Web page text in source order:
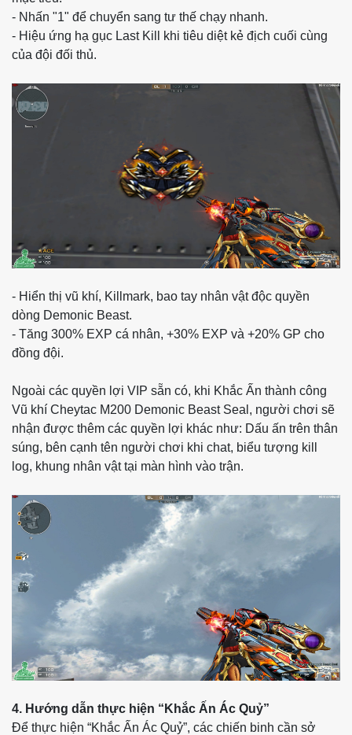
- Nhấn "1" để chuyển sang tư thế chạy nhanh.
- Hiệu ứng hạ gục Last Kill khi tiêu diệt kẻ địch cuối cùng
của đội đối thủ.
- Hiển thị vũ khí, Killmark, bao tay nhân vật độc quyền
dòng Demonic Beast.
- Tăng 300% EXP cá nhân, +30% EXP và +20% GP cho
đồng đội.
Ngoài các quyền lợi VIP sẵn có, khi Khắc Ấn thành công
Vũ khí Cheytac M200 Demonic Beast Seal, người chơi sẽ
nhận được thêm các quyền lợi khác như: Dấu ấn trên thân
súng, bên cạnh tên người chơi khi chat, biểu tượng kill
log, khung nhân vật tại màn hình vào trận.
4. Hướng dẫn thực hiện “Khắc Ấn Ác Quỷ”
Để thực hiện “Khắc Ấn Ác Quỷ”, các chiến binh cần sở